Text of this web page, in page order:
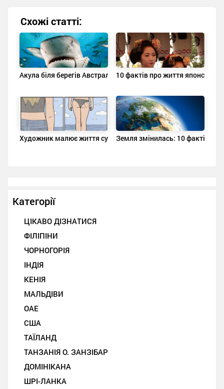
Схожі статті:
Акула біля берегів Австралії переслідувала рибалку, що
10 фактів про життя японських
Художник малює життя сучасної людини, і його роботи
Земля змінилась: 10 фактів,
Категорії
ЦІКАВО ДІЗНАТИСЯ
ФІЛІПІНИ
ЧОРНОГОРІЯ
ІНДІЯ
КЕНІЯ
МАЛЬДІВИ
ОАЕ
США
ТАЇЛАНД
ТАНЗАНІЯ О. ЗАНЗІБАР
ДОМІНІКАНА
ШРІ-ЛАНКА